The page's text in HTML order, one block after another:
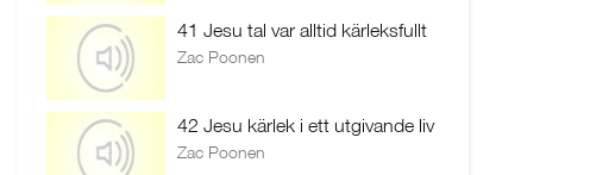
41 Jesu tal var alltid kärleksfullt
Zac Poonen
42 Jesu kärlek i ett utgivande liv
Zac Poonen